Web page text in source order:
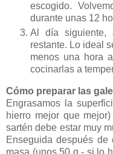
escogido.
durante unas 12
Al día siguiente,
restante. Lo ideal
menos una hora
cocinarlas a
Cómo preparar las
Engrasamos la
hierro mejor que
sartén debe estar muy
Enseguida después de
masa (unos 50 g - si lo